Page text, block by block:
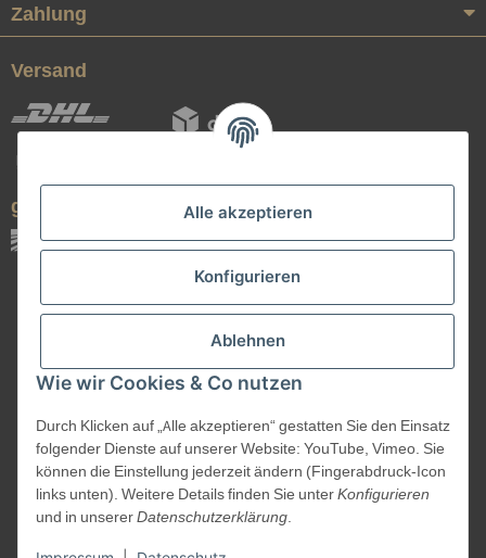
Alle akzeptieren
Konfigurieren
Ablehnen
Wie wir Cookies & Co nutzen
Durch Klicken auf „Alle akzeptieren“ gestatten Sie den Einsatz
folgender Dienste auf unserer Website: YouTube, Vimeo. Sie
können die Einstellung jederzeit ändern (Fingerabdruck-Icon
links unten). Weitere Details finden Sie unterKonfigurieren
und in unsererDatenschutzerklärung.
Zahlung
Versand
geprüfte Qualität
Vertrag widerrufen
©